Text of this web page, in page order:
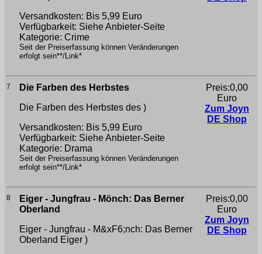
Versandkosten: Bis 5,99 Euro
Verfügbarkeit: Siehe Anbieter-Seite
Kategorie: Crime
Seit der Preiserfassung können Veränderungen
erfolgt sein**/Link*
7
Die Farben des Herbstes
Die Farben des Herbstes des )
Versandkosten: Bis 5,99 Euro
Verfügbarkeit: Siehe Anbieter-Seite
Kategorie: Drama
Seit der Preiserfassung können Veränderungen
erfolgt sein**/Link*
Preis:0,00
Euro
Zum Joyn
DE Shop
8
Eiger - Jungfrau - Mönch: Das Berner
Oberland
Eiger - Jungfrau - M&xF6;nch: Das Berner
Oberland Eiger )
Preis:0,00
Euro
Zum Joyn
DE Shop